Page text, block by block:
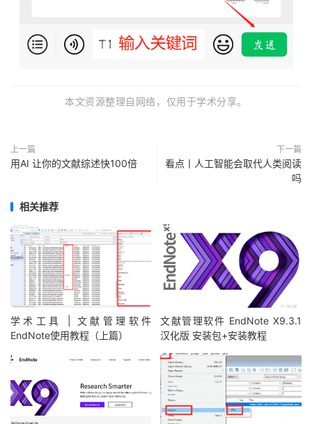
本文资源整理自网络，仅用于学术分享。
上一篇
用AI 让你的文献综述快100倍
下一篇
看点丨人工智能会取代人类阅读
吗
相关推荐
学术工具 | 文献管理软件
EndNote使用教程（上篇）
文献管理软件 EndNote X9.3.1
汉化版 安装包+安装教程